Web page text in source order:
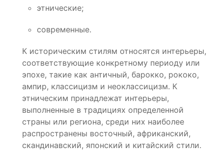
этнические;
современные.
К историческим стилям относятся интерьеры,
соответствующие конкретному периоду или
эпохе, такие как античный, барокко, рококо,
ампир, классицизм и неоклассицизм. К
этническим принадлежат интерьеры,
выполненные в традициях определенной
страны или региона, среди них наиболее
распространены восточный, африканский,
скандинавский, японский и китайский стили.